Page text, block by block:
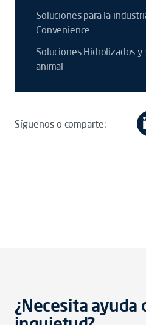
Soluciones para la
Convenience
Soluciones Hidrolizados
animal
Síguenos o comparte:
¿Necesita